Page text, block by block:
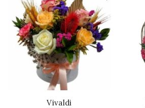
Vivaldi